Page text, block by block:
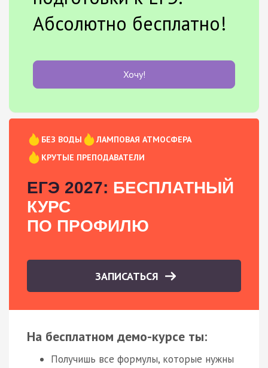
Абсолютно бесплатно!
Хочу!
БЕЗ ВОДЫ
ЛАМПОВАЯ АТМОСФЕРА
КРУТЫЕ ПРЕПОДАВАТЕЛИ
ЕГЭ 2027: БЕСПЛАТНЫЙ
КУРС
ПО ПРОФИЛЮ
ЗАПИСАТЬСЯ
На бесплатном демо-курсе ты:
Получишь все формулы, которые нужны